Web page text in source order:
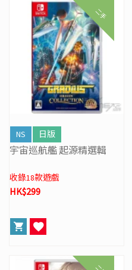
二手
NS 日版
宇宙巡航艦 起源精選輯
收錄18款遊戲
HK$299